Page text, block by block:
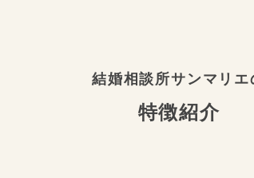
結婚相談所サンマリエ
特徴紹介